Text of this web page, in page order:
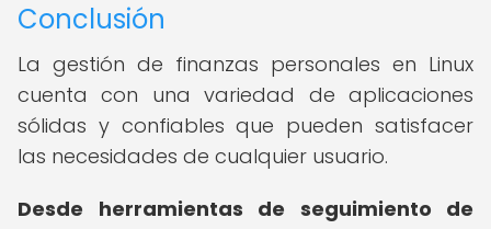
Conclusión
La gestión de finanzas personales en Linux
cuenta con una variedad de aplicaciones
sólidas y confiables que pueden satisfacer
las necesidades de cualquier usuario.
Desde herramientas de seguimiento de